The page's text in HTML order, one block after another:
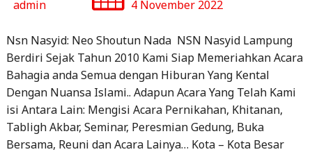
admin
4 November 2022
Nsn Nasyid: Neo Shoutun Nada NSN Nasyid Lampung
Berdiri Sejak Tahun 2010 Kami Siap Memeriahkan Acara
Bahagia anda Semua dengan Hiburan Yang Kental
Dengan Nuansa Islami.. Adapun Acara Yang Telah Kami
isi Antara Lain: Mengisi Acara Pernikahan, Khitanan,
Tabligh Akbar, Seminar, Peresmian Gedung, Buka
Bersama, Reuni dan Acara Lainya… Kota – Kota Besar